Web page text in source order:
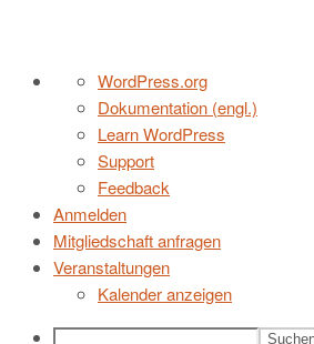
Zum
Über
WordPress
WordPress.org
Dokumentation (engl.)
Learn WordPress
Support
Feedback
Anmelden
Mitgliedschaft anfragen
Veranstaltungen
Kalender anzeigen
Suchen